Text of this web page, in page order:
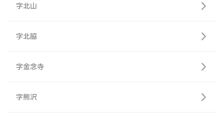
字北山
字北脇
字金念寺
字熊沢